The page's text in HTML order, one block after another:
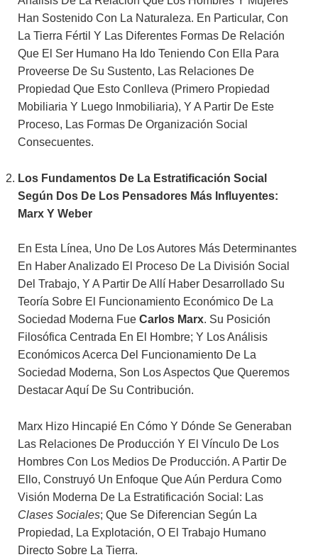
Han Sostenido Con La Naturaleza. En Particular, Con
La Tierra Fértil Y Las Diferentes Formas De Relación
Que El Ser Humano Ha Ido Teniendo Con Ella Para
Proveerse De Su Sustento, Las Relaciones De
Propiedad Que Esto Conlleva (primero Propiedad
Mobiliaria Y Luego Inmobiliaria), Y A Partir De Este
Proceso, Las Formas De Organización Social
Consecuentes.
Los Fundamentos De La Estratificación Social
Según Dos De Los Pensadores Más Influyentes:
Marx Y Weber
En Esta Línea, Uno De Los Autores Más Determinantes
En Haber Analizado El Proceso De La División Social
Del Trabajo, Y A Partir De Allí Haber Desarrollado Su
Teoría Sobre El Funcionamiento Económico De La
Sociedad Moderna Fue Carlos Marx. Su Posición
Filosófica Centrada En El Hombre; Y Los Análisis
Económicos Acerca Del Funcionamiento De La
Sociedad Moderna, Son Los Aspectos Que Queremos
Destacar Aquí De Su Contribución.
Marx Hizo Hincapié En Cómo Y Dónde Se Generaban
Las Relaciones De Producción Y El Vínculo De Los
Hombres Con Los Medios De Producción. A Partir De
Ello, Construyó Un Enfoque Que Aún Perdura Como
Visión Moderna De La Estratificación Social: Las
Clases Sociales; Que Se Diferencian Según La
Propiedad, La Explotación, O El Trabajo Humano
Directo Sobre La Tierra.